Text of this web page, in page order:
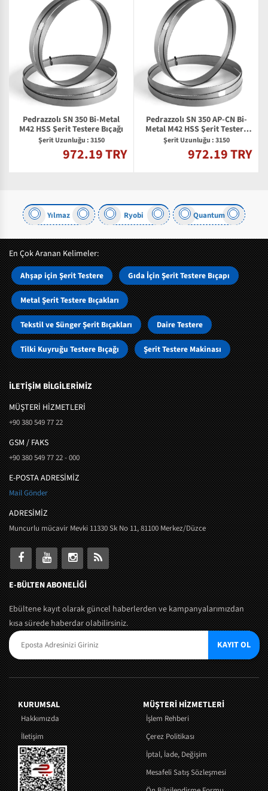
Pedrazzolı SN 350 Bi-Metal
M42 HSS Şerit Testere Bıçağı
Şerit Uzunluğu : 3150
972.19 TRY
Pedrazzolı SN 350 AP-CN Bi-
Metal M42 HSS Şerit Testere
Bıçağı
Şerit Uzunluğu : 3150
972.19 TRY
Yılmaz Ryobi Quantum
En Çok Aranan Kelimeler:
Ahşap için Şerit Testere Gıda İçin Şerit Testere Bıçapı
Metal Şerit Testere Bıçakları
Tekstil ve Sünger Şerit Bıçakları Daire Testere
Tilki Kuyruğu Testere Bıçağı Şerit Testere Makinası
İLETİŞİM BİLGİLERİMİZ
MÜŞTERI HIZMETLERI
+90 380 549 77 22
GSM / FAKS
+90 380 549 77 22 - 000
E-POSTA ADRESİMİZ
Mail Gönder
ADRESİMİZ
Muncurlu mücavir Mevki 11330 Sk No 11, 81100 Merkez/Düzce
E-BÜLTEN ABONELİĞİ
Ebültene kayıt olarak güncel haberlerden ve kampanyalarımızdan
kısa sürede haberdar olabilirsiniz.
KAYIT OL
KURUMSAL
Hakkımızda
İletişim
MÜŞTERI HIZMETLERI
İşlem Rehberi
Çerez Politikası
İptal, İade, Değişim
Mesafeli Satış Sözleşmesi